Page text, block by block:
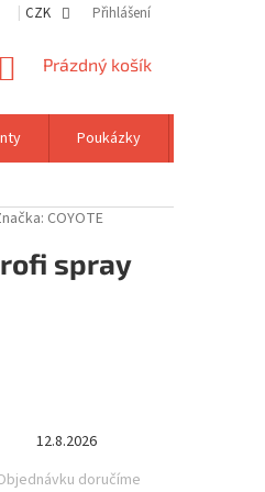
CZK Přihlášení
NÁKUPNÍ
Prázdný košík
Poukázky
COYOTE
spray
12.8.2026
doručíme